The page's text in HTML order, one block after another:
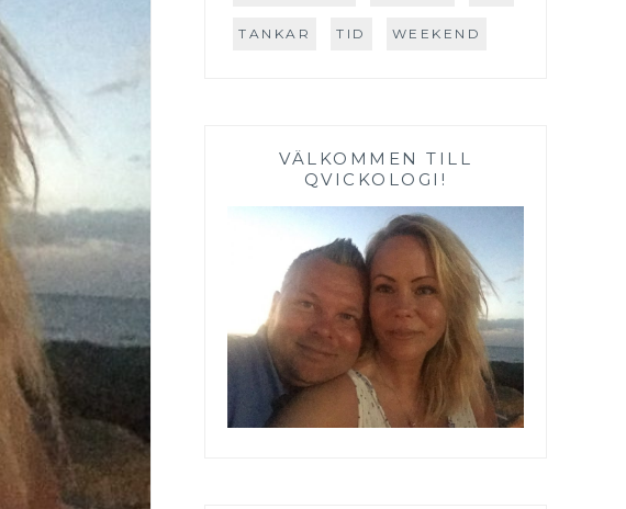
TANKAR TID WEEKEND
VÄLKOMMEN TILL
QVICKOLOGI!